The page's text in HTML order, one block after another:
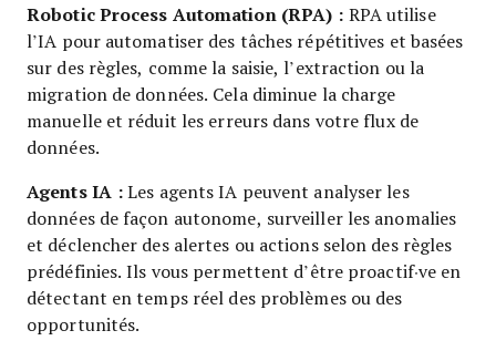
Robotic Process Automation (RPA) : RPA utilise
l’IA pour automatiser des tâches répétitives et basées
sur des règles, comme la saisie, l’extraction ou la
migration de données. Cela diminue la charge
manuelle et réduit les erreurs dans votre flux de
données.
Agents IA :Les agents IA peuvent analyser les
données de façon autonome, surveiller les anomalies
et déclencher des alertes ou actions selon des règles
prédéfinies. Ils vous permettent d’être proactif·ve en
détectant en temps réel des problèmes ou des
opportunités.